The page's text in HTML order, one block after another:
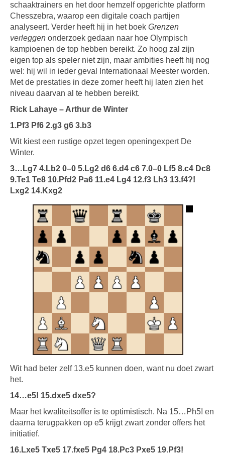
schaaktrainers en het door hemzelf opgerichte platform
Chesszebra, waarop een digitale coach partijen
analyseert. Verder heeft hij in het boek Grenzen
verleggen onderzoek gedaan naar hoe Olympisch
kampioenen de top hebben bereikt. Zo hoog zal zijn
eigen top als speler niet zijn, maar ambities heeft hij nog
wel: hij wil in ieder geval Internationaal Meester worden.
Met de prestaties in deze zomer heeft hij laten zien het
niveau daarvan al te hebben bereikt.
Rick Lahaye – Arthur de Winter
1.Pf3 Pf6 2.g3 g6 3.b3
Wit kiest een rustige opzet tegen openingexpert De
Winter.
3…Lg7 4.Lb2 0–0 5.Lg2 d6 6.d4 c6 7.0–0 Lf5 8.c4 Dc8
9.Te1 Te8 10.Pfd2 Pa6 11.e4 Lg4 12.f3 Lh3 13.f4?!
Lxg2 14.Kxg2
Wit had beter zelf 13.e5 kunnen doen, want nu doet zwart
het.
14…e5! 15.dxe5 dxe5?
Maar het kwaliteitsoffer is te optimistisch. Na 15…Ph5! en
daarna terugpakken op e5 krijgt zwart zonder offers het
initiatief.
16.Lxe5 Txe5 17.fxe5 Pg4 18.Pc3 Pxe5 19.Pf3!